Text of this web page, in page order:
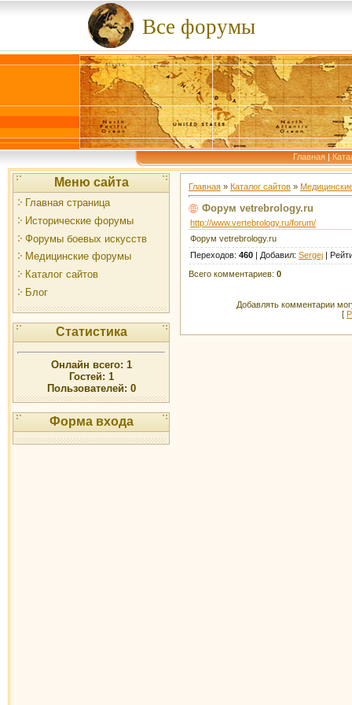
Все форумы
Главная |
Меню сайта
Главная страница
Исторические форумы
Форумы боевых искусств
Медицинские форумы
Каталог сайтов
Блог
Статистика
Онлайн всего: 1
Гостей: 1
Пользователей: 0
Форма входа
Главная » Каталог сайтов »
Форум vetrebrology.ru
http://www.vertebrology.ru/forum/
Форум vetrebrology.ru
Переходов: 460 | Добавил: Sergej |
Всего комментариев: 0
Добавлять комментарии
[